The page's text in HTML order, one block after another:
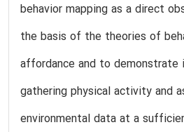
behavior mapping as a direct
the basis of the theories of
affordance and to
gathering physical activity and
environmental data at a